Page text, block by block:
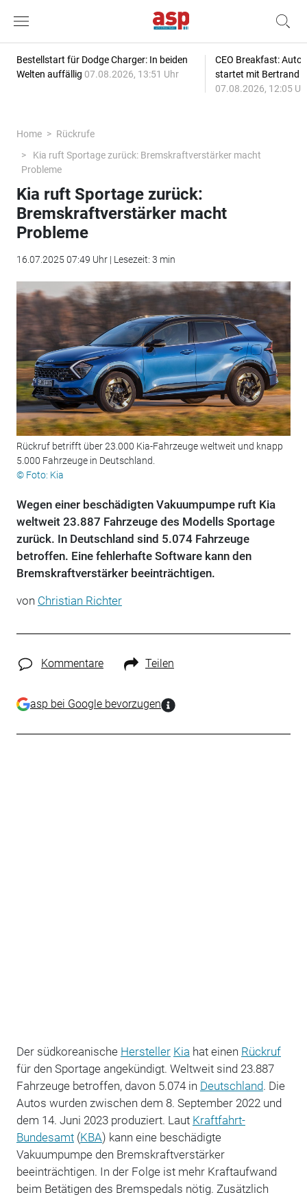
Bestellstart für Dodge Charger: In beiden
Welten auffällig 07.08.2026, 13:51 Uhr
CEO Breakfast:
startet mit Bertrand
07.08.2026, 12:05
Home
Rückrufe
Kia ruft Sportage zurück: Bremskraftverstärker macht
Probleme
Kia ruft Sportage zurück:
Bremskraftverstärker macht
Probleme
16.07.2025 07:49 Uhr | Lesezeit: 3 min
Rückruf betrifft über 23.000 Kia-Fahrzeuge weltweit und knapp
5.000 Fahrzeuge in Deutschland.
© Foto: Kia
Wegen einer beschädigten Vakuumpumpe ruft Kia
weltweit 23.887 Fahrzeuge des Modells Sportage
zurück. In Deutschland sind 5.074 Fahrzeuge
betroffen. Eine fehlerhafte Software kann den
Bremskraftverstärker beeinträchtigen.
von Christian Richter
Kommentare Teilen
asp bei Google bevorzugen
Der südkoreanische Hersteller Kia hat einen Rückruf
für den Sportage angekündigt. Weltweit sind 23.887
Fahrzeuge betroffen, davon 5.074 in Deutschland. Die
Autos wurden zwischen dem 8. September 2022 und
dem 14. Juni 2023 produziert. Laut Kraftfahrt-
Bundesamt(KBA) kann eine beschädigte
Vakuumpumpe den Bremskraftverstärker
beeinträchtigen. In der Folge ist mehr Kraftaufwand
beim Betätigen des Bremspedals nötig. Zusätzlich